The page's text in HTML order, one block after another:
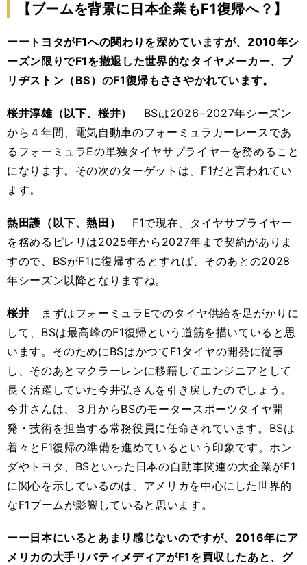
【ブームを背景に日本企業もF1復帰へ？】
ーートヨタがF1への関わりを深めていますが、2010年シ
ーズン限りでF1を撤退した世界的なタイヤメーカー、ブ
リヂストン（BS）のF1復帰もささやかれています。
桜井淳雄（以下、桜井）
BSは2026−2027年シーズン
から４年間、電気自動車のフォーミュラカーレースであ
るフォーミュラEの単独タイヤサプライヤーを務めること
になります。その次のターゲットは、F1だと言われてい
ます。
熱田護（以下、熱田）
F1で現在、タイヤサプライヤー
を務めるピレリは2025年から2027年まで契約がありま
すので、BSがF1に復帰するとすれば、そのあとの2028
年シーズン以降となりますね。
桜井 まずはフォーミュラEでのタイヤ供給を足がかりに
して、BSは最高峰のF1復帰という道筋を描いていると思
います。そのためにBSはかつてF1タイヤの開発に従事
し、そのあとマクラーレンに移籍してエンジニアとして
長く活躍していた今井弘さんを引き戻したのでしょう。
今井さんは、３月からBSのモータースポーツタイヤ開
発・技術を担当する常務役員に任命されています。BSは
着々とF1復帰の準備を進めているという印象です。ホン
ダやトヨタ、BSといった日本の自動車関連の大企業がF1
に関心を示しているのは、アメリカを中心にした世界的
なF1ブームが影響していると思います。
ーー日本にいるとあまり感じないのですが、2016年にア
メリカの大手リバティメディアがF1を買収したあと、グ